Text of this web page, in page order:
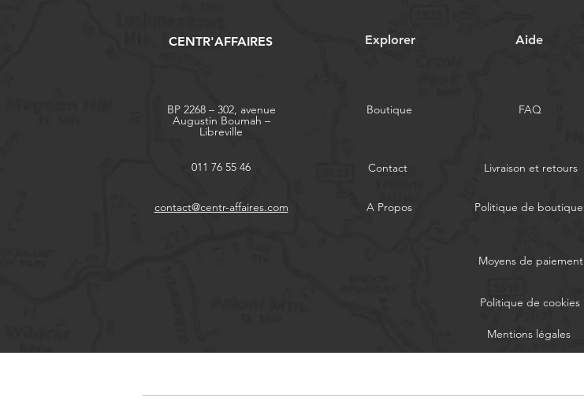
CENTR'AFFAIRES Explorer Aide
BP 2268 – 302, avenue
Augustin Boumah –
Libreville
011 76 55 46
contact@centr-affaires.com
Boutique FAQ
Contact
A Propos
Livraison et retours
Politique de boutique
Moyens de paiement
Politique de cookies
Mentions légales